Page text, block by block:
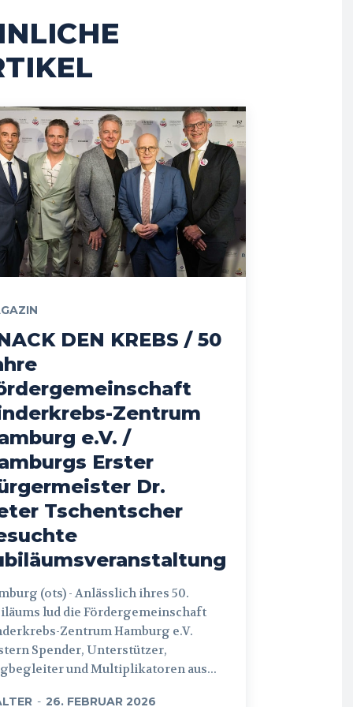
DEN KREBS / 50
Zentrum
e.V. /
Erster
Dr.
Tschentscher
(ots) - Anlässlich ihres 50.
lud die Fördergemeinschaft
Zentrum Hamburg e.V.
Spender, Unterstützer,
und Multiplikatoren aus...
- 26. FEBRUAR 2026